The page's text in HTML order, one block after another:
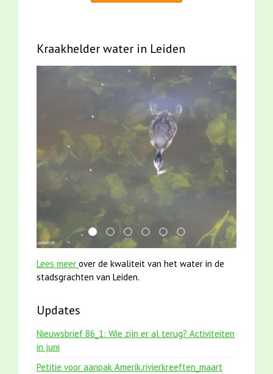
Kraakhelder water in Leiden
mei2021 watervogelmethode fuut met baars
smoelenboek fifi en karper nieuwsbrief-
mei2021 1 snoekje elly
jun2021 28 brasem en
karper met kattenklimtouw
jun2021 zaklv 5
Lees meer over de kwaliteit van het water in de
stadsgrachten van Leiden.
Updates
Nieuwsbrief 86_1: Wie zijn er al terug? Activiteiten
in juni
Petitie voor aanpak Amerik.rivierkreeften_maart